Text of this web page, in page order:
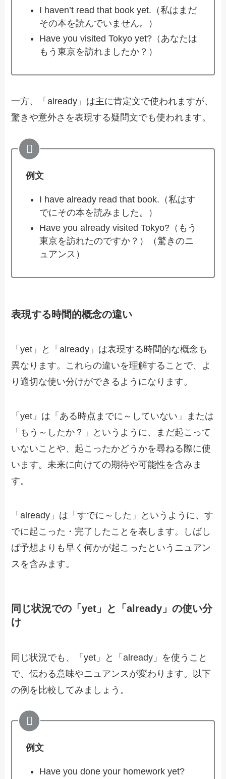
I haven’t read that book yet.（私はまだ
その本を読んでいません。）
Have you visited Tokyo yet?（あなたは
もう東京を訪れましたか？）
一方、「already」は主に肯定文で使われますが、
驚きや意外さを表現する疑問文でも使われます。
例文
I have already read that book.（私はす
でにその本を読みました。）
Have you already visited Tokyo?（もう
東京を訪れたのですか？）（驚きのニ
ュアンス）
表現する時間的概念の違い
「yet」と「already」は表現する時間的な概念も
異なります。これらの違いを理解することで、よ
り適切な使い分けができるようになります。
「yet」は「ある時点までに～していない」または
「もう～したか？」というように、まだ起こって
いないことや、起こったかどうかを尋ねる際に使
います。未来に向けての期待や可能性を含みま
す。
「already」は「すでに～した」というように、す
でに起こった・完了したことを表します。しばし
ば予想よりも早く何かが起こったというニュアン
スを含みます。
同じ状況での「yet」と「already」の使い分
け
同じ状況でも、「yet」と「already」を使うこと
で、伝わる意味やニュアンスが変わります。以下
の例を比較してみましょう。
例文
Have you done your homework yet?